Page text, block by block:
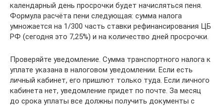
календарный день просрочки будет начисляться пеня.
Формула расчёта пени следующая: сумма налога
умножается на 1/300 часть ставки рефинанси­рования ЦБ
РФ (сегодня это 7,25%) и на количество дней просрочки.
Проверяйте уведомление. Сумма транспортного налога к
уплате указана в налоговом уведомлении. Если есть
личный кабинет, его пришлют только туда. Если личного
кабинета нет, уведомление придет по почте. За месяц
до срока уплаты все должны получить документы с